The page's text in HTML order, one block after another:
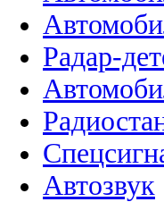
Радар-
Автозвук